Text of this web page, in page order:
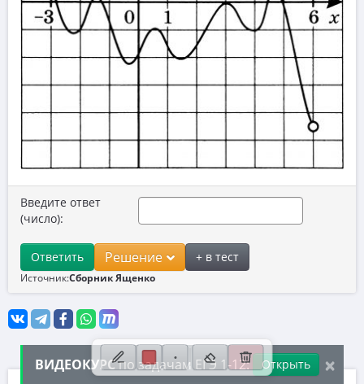
9. Задачи прикладного содержания
10. Текстовые задачи
11. Графики функций
12. Исследование функций
13. Сложные уравнения
14. Стереометрия
15. Неравенства
16. Экономические задачи
17. Планиметрия
18. Параметры
Введите ответ
(число):
Ответить Решение + в тест
Источник:Сборник Ященко
×
ВИДЕОКУРСпо задачам ЕГЭ 1-12: Открыть